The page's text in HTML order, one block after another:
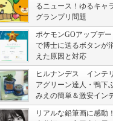
るニュース！ゆるキャ
グランプリ問題
ポケモンGOアップデー
で博士に送るボタンが
えた原因と対応
ヒルナンデス インテリ
アグリーン達人・鴨下
みえの簡単＆激安イン
リア術
リアルな鉛筆画に感動！